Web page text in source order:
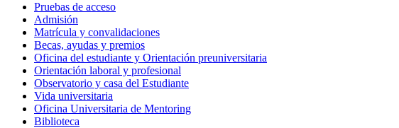
Pruebas de acceso
Admisión
Matrícula y convalidaciones
Becas, ayudas y premios
Oficina del estudiante y Orientación preuniversitaria
Orientación laboral y profesional
Observatorio y casa del Estudiante
Vida universitaria
Oficina Universitaria de Mentoring
Biblioteca